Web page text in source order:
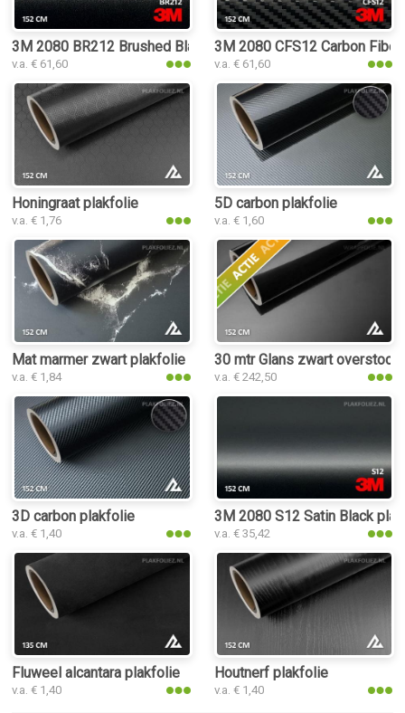
3M 2080 BR212 Brushed Black Metallic plakfolie
v.a. € 61,60
3M 2080 CFS12 Carbon
v.a. € 61,60
Honingraat plakfolie
v.a. € 1,76
5D carbon plakfolie
v.a. € 1,60
Mat marmer zwart plakfolie
v.a. € 1,84
30 mtr Glans zwart overstock
v.a. € 242,50
3D carbon plakfolie
v.a. € 1,40
3M 2080 S12 Satin Black
v.a. € 35,42
Fluweel alcantara plakfolie
v.a. € 1,40
Houtnerf plakfolie
v.a. € 1,40